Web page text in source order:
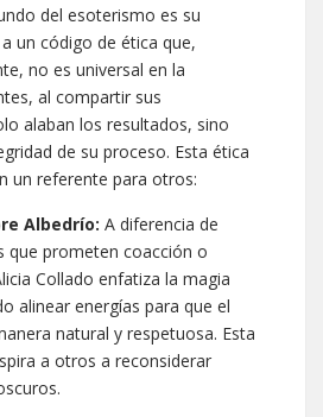
del esoterismo es su
un código de ética que,
no es universal en la
al compartir sus
alaban los resultados, sino
de su proceso. Esta ética
un referente para otros:
Albedrío: A diferencia de
que prometen coacción o
Collado enfatiza la magia
alinear energías para que el
natural y respetuosa. Esta
a otros a reconsiderar